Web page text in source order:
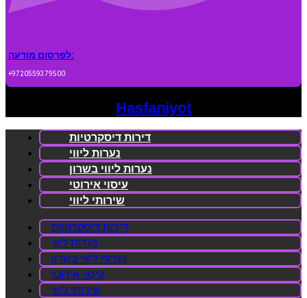
לפרסום מודעה:
+9720559379500
Hasfaniyot
דירות דיסקרטיות
נערות ליווי
נערות ליווי בשרון
עיסוי אירוטי
שירותי ליווי
דירות דיסקרטיות
נערות ליווי
נערות ליווי בשרון
עיסוי אירוטי
שירותי ליווי